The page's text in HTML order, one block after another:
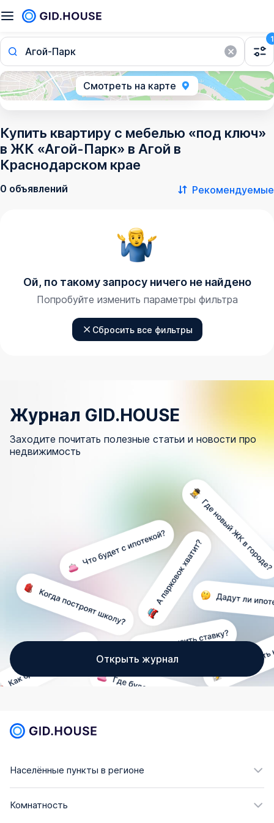
Агой-Парк
1
Смотреть на карте
Купить квартиру с мебелью «под ключ»
в ЖК «Агой-Парк» в Агой в
Краснодарском крае
0 объявлений Рекомендуемые
Ой, по такому запросу ничего не найдено
Попробуйте изменить параметры фильтра
Сбросить все фильтры
Журнал GID.HOUSE
Заходите почитать полезные статьи и новости про
недвижимость
Открыть журнал
Населённые пункты в регионе
Комнатность